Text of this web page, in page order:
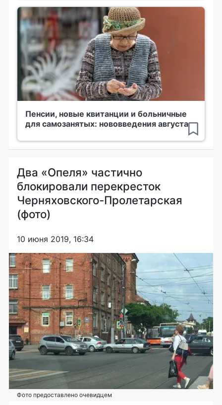
Пенсии, новые квитанции и больничные
для самозанятых: нововведения августа
Два «Опеля» частично
блокировали перекресток
Черняховского-Пролетарская
(фото)
10 июня 2019, 16:34
Фото предоставлено очевидцем